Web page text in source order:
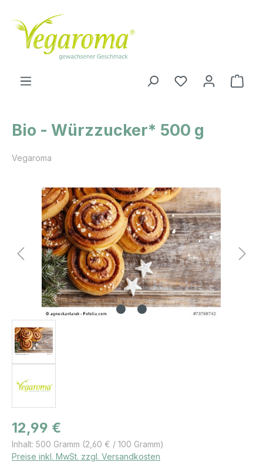
Zum Hauptinhalt springen
Bio - Würzzucker* 500 g
Vegaroma
Bildergalerie überspringen
Regulärer Preis:
12,99 €
Inhalt: 500 Gramm (2,60 € / 100 Gramm)
Preise inkl. MwSt. zzgl. Versandkosten